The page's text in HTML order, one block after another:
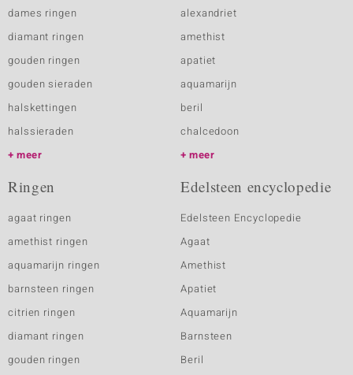
dames ringen
diamant ringen
gouden ringen
gouden sieraden
halskettingen
halssieraden
meer
alexandriet
amethist
apatiet
aquamarijn
beril
chalcedoon
meer
Ringen
agaat ringen
amethist ringen
aquamarijn ringen
barnsteen ringen
citrien ringen
diamant ringen
gouden ringen
Edelsteen encyclopedie
Edelsteen Encyclopedie
Agaat
Amethist
Apatiet
Aquamarijn
Barnsteen
Beril